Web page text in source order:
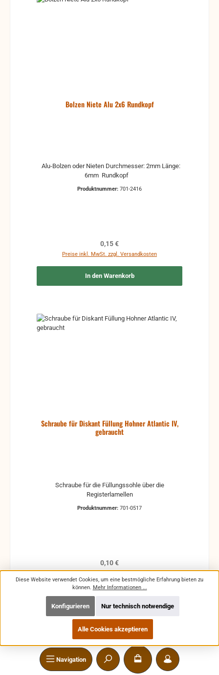
Navigation
Bolzen Niete Alu 2x6 Rundkopf
Produktnummer: 701-2416
Regulärer Preis:
0,15 €
Preise inkl. MwSt. zzgl. Versandkosten
In den Warenkorb
Schraube für Diskant Füllung Hohner Atlantic IV,
gebraucht
Schraube für die Füllungssohle über die
Registerlamellen
Produktnummer: 701-0517
Regulärer Preis:
0,10 €
Preise inkl. MwSt. zzgl. Versandkosten
In den Warenkorb
Diese Website verwendet Cookies, um eine bestmögliche Erfahrung bieten zu
können. Mehr Informationen ...
Nur technisch notwendige
Konfigurieren
Alle Cookies akzeptieren